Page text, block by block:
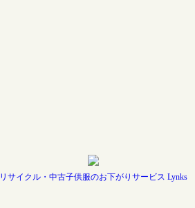
リサイクル・中古子供服のお下がりサービス Lynks